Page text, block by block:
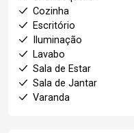
Cozinha
Escritório
Iluminação
Lavabo
Sala de Estar
Sala de Jantar
Varanda